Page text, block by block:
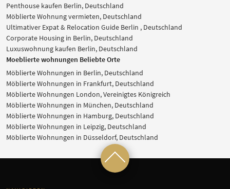
Penthouse kaufen Berlin, Deutschland
Möblierte Wohnung vermieten, Deutschland
Ultimativer Expat & Relocation Guide Berlin , Deutschland
Corporate Housing in Berlin, Deutschland
Luxuswohnung kaufen Berlin, Deutschland
Moeblierte wohnungen Beliebte Orte
Möblierte Wohnungen in Berlin, Deutschland
Möblierte Wohnungen in Frankfurt, Deutschland
Möblierte Wohnungen London, Vereinigtes Königreich
Möblierte Wohnungen in München, Deutschland
Möblierte Wohnungen in Hamburg, Deutschland
Möblierte Wohnungen in Leipzig, Deutschland
Möblierte Wohnungen in Düsseldorf, Deutschland